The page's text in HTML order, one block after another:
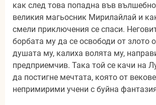
как след това попадна във
великия магьосник Мирилайлай и
смели приключения се спаси.
борбата му да се освободи от злото
душата му, калиха волята му,
предприемчив. Така той се качи на
да постигне мечтата, която от
непримирими учени с буйна